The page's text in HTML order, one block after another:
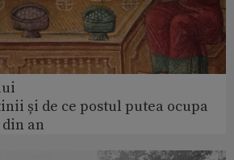
și de ce postul putea ocupa
an